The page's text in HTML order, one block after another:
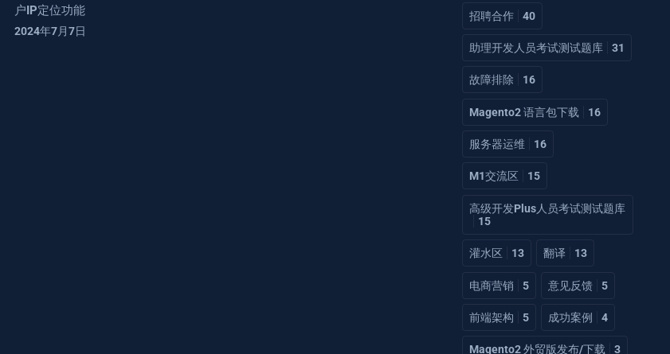
户IP定位功能
2024年7月7日
招聘合作 40
助理开发人员考试测试题库 31
故障排除 16
Magento2 语言包下载 16
服务器运维 16
M1交流区 15
高级开发Plus人员考试测试题库
15
灌水区 13 翻译 13
电商营销 5 意见反馈 5
前端架构 5 成功案例 4
Magento2 外贸版发布/下载 3